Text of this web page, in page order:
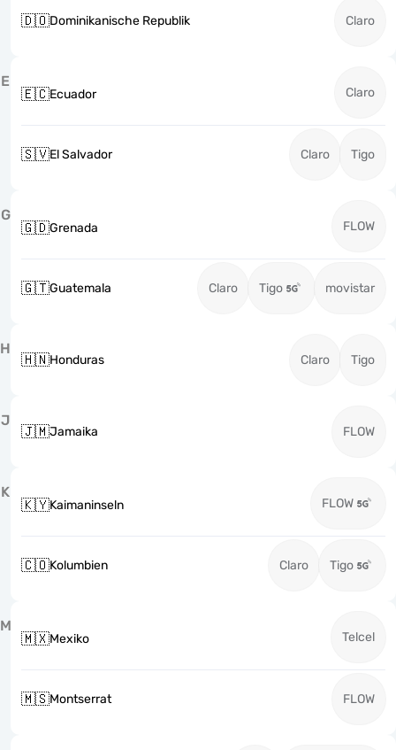
🇩🇴Dominikanische Republik Claro
E
🇪🇨Ecuador Claro
🇸🇻El Salvador Claro Tigo
G
🇬🇩Grenada FLOW
🇬🇹Guatemala Claro Tigo movistar
H
🇭🇳Honduras Claro Tigo
J
🇯🇲Jamaika FLOW
K
🇰🇾Kaimaninseln FLOW
🇨🇴Kolumbien Claro Tigo
M
🇲🇽Mexiko Telcel
🇲🇸Montserrat FLOW